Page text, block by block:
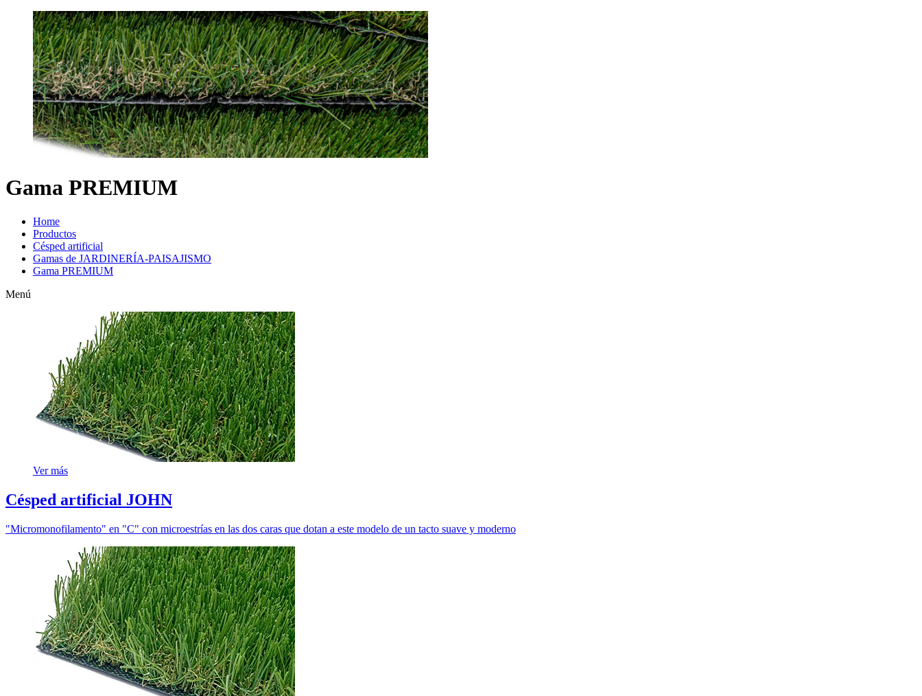
Gama PREMIUM
Home
Productos
Césped artificial
Gamas de JARDINERÍA-PAISAJISMO
Gama PREMIUM
Menú
Ver más
Césped artificial JOHN
"Micromonofilamento" en "C" con microestrías en las dos caras que dotan a este modelo de un tacto suave y moderno